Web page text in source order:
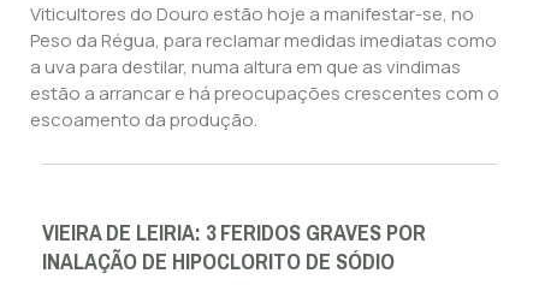
Viticultores do Douro estão hoje a manifestar-se, no
Peso da Régua, para reclamar medidas imediatas como
a uva para destilar, numa altura em que as vindimas
estão a arrancar e há preocupações crescentes com o
escoamento da produção.
VIEIRA DE LEIRIA: 3 FERIDOS GRAVES POR
INALAÇÃO DE HIPOCLORITO DE SÓDIO